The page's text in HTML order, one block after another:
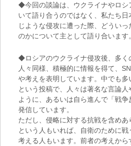
◆今回の談論は、ウクライナやロシ
いて語り合うのではなく、私たち日
じような侵攻に遭った際、どうい
のかについて主として語り合います
◆ロシアのウクライナ侵攻後、多く
人々同様、積極的に情報を得て、
や考えを表明しています。中でも多
という投稿で、人々は著名な言論人
ように、あるいは自ら進んで「戦
発信しています。
ただし、侵略に対する抗戦を含め
という人もいれば、自衛のために戦
考える人もいます。前者の考えから